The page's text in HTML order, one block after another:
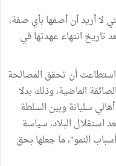
لا أريد أن أصفها بأي صفة،
تاريخ انتهاء عهدتها في
استطاعت أن تحقق المصالحة
الماضية، وذلك بدلا
سليانة وبين السلطة
استقلال البلاد، سياسة
النمو"، ما جعلها بحق